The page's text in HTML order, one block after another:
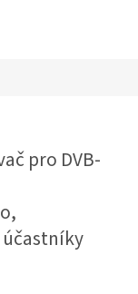
pro DVB-
účastníky